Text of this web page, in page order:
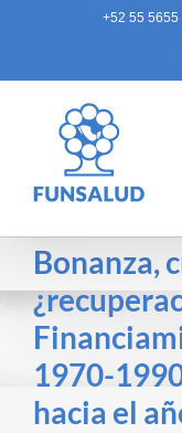
+52 55 5655
Bonanza,
1970-
hacia el